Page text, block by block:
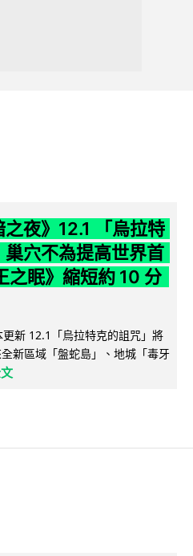
之夜》12.1 「烏拉特
穴不為提高世界首
之眠》縮短約 10 分
更新 12.1「烏拉特克的詛咒」將
新區域「盤蛇島」、地城「毒牙